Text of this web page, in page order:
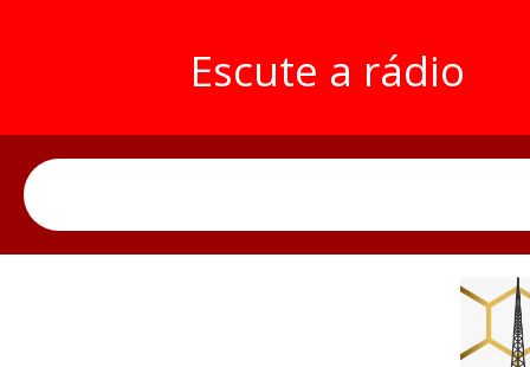
Escute a rádio